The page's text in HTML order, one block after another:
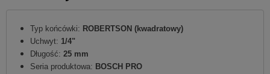
Typ końcówki: ROBERTSON (kwadratowy)
Uchwyt: 1/4"
Długość: 25 mm
Seria produktowa: BOSCH PRO